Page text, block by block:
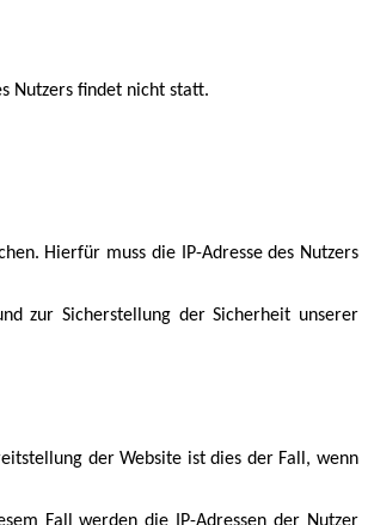
Nutzers findet nicht statt.
Hierfür muss die IP-Adresse des Nutzers
zur Sicherstellung der Sicherheit unserer
der Website ist dies der Fall, wenn